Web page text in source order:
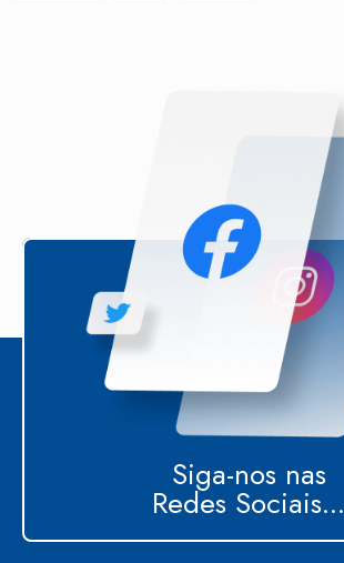
Siga-nos nas
Redes Sociais...